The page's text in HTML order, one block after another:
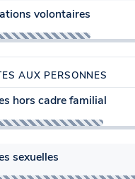
volontaires
AUX PERSONNES
hors cadre familial
sexuelles